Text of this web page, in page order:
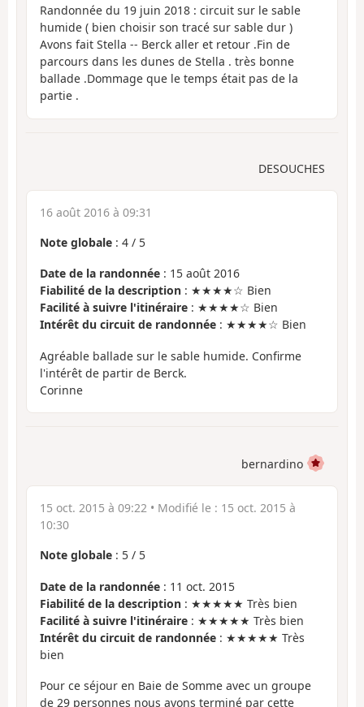
Randonnée du 19 juin 2018 : circuit sur le sable
humide ( bien choisir son tracé sur sable dur )
Avons fait Stella -- Berck aller et retour .Fin de
parcours dans les dunes de Stella . très bonne
ballade .Dommage que le temps était pas de la
partie .
DESOUCHES
16 août 2016 à 09:31
Note globale : 4 / 5
Date de la randonnée : 15 août 2016
Fiabilité de la description : ★★★★☆ Bien
Facilité à suivre l'itinéraire : ★★★★☆ Bien
Intérêt du circuit de randonnée : ★★★★☆ Bien
Agréable ballade sur le sable humide. Confirme
l'intérêt de partir de Berck.
Corinne
bernardino
15 oct. 2015 à 09:22 • Modifié le : 15 oct. 2015 à
10:30
Note globale : 5 / 5
Date de la randonnée : 11 oct. 2015
Fiabilité de la description : ★★★★★ Très bien
Facilité à suivre l'itinéraire : ★★★★★ Très bien
Intérêt du circuit de randonnée : ★★★★★ Très
bien
Pour ce séjour en Baie de Somme avec un groupe
de 29 personnes nous avons terminé par cette